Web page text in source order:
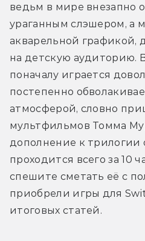
ведьм в мире внезапно
ураганным слэшером, а
акварельной графикой,
на детскую аудиторию.
поначалу играется
постепенно
атмосферой, словно
мультфильмов Томма
дополнение к трилогии
проходится всего за 10
спешите сметать её с
приобрели игры для
итоговых статей.